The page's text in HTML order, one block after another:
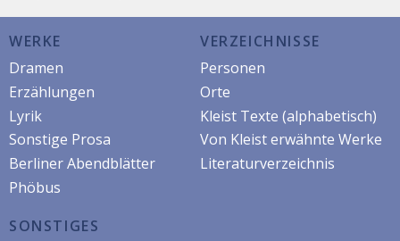
WERKE
Dramen
Erzählungen
Lyrik
Sonstige Prosa
Berliner Abendblätter
Phöbus
VERZEICHNISSE
Personen
Orte
Kleist Texte (alphabetisch)
Von Kleist erwähnte Werke
Literaturverzeichnis
SONSTIGES